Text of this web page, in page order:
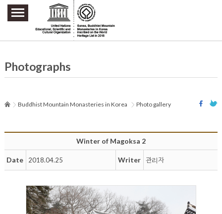
주요메뉴 바로가기
본문 바로가기
하단메뉴 바로가기
Photographs
Buddhist Mountain Monasteries in Korea Photo gallery
Winter of Magoksa 2
Date 2018.04.25 Writer 관리자